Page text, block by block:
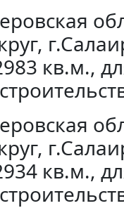
кв.м.,
кв.м.,